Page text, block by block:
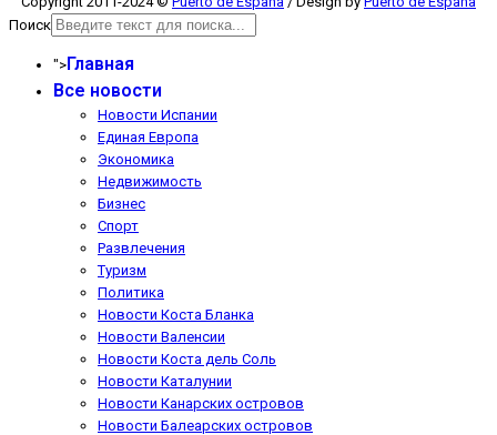
Поиск
">Главная
Все новости
Новости Испании
Единая Европа
Экономика
Недвижимость
Бизнес
Спорт
Развлечения
Туризм
Политика
Новости Коста Бланка
Новости Валенсии
Новости Коста дель Соль
Новости Каталунии
Новости Канарских островов
Новости Балеарских островов